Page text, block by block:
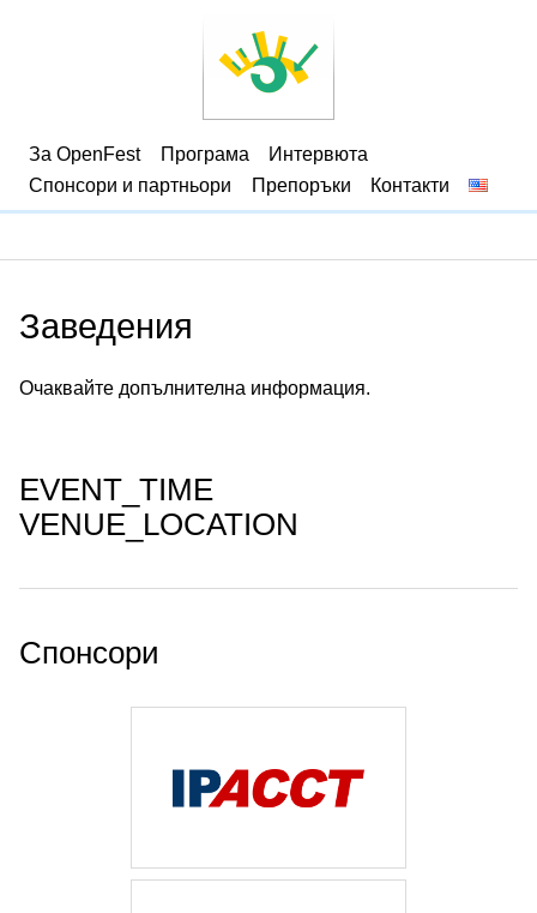
За OpenFest Програма
Интервюта
Спонсори и партньори
Препоръки Контакти
Заведения
Очаквайте допълнителна информация.
EVENT_TIME
VENUE_LOCATION
Спонсори